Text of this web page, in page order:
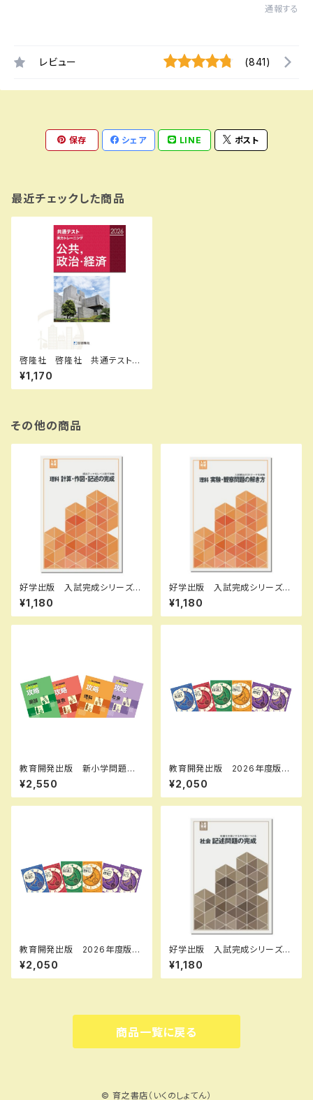
通報する
レビュー (841)
保存 シェア LINE ポスト
最近チェックした商品
啓隆社 啓隆社 共通テスト実
力トレーニング 公共，政治・経
済 （2026） 2026年度版 新
品 問題集本体のみ 別冊解
017624 ISBN-10：B0H15W
1Q9J SKU：004020511
¥1,170
その他の商品
好学出版 入試完成シリーズ
理科 計算・作図・記述の完
成 2026年度版 新品完全セ
ット ISBN：B0D3B87JLQ I
¥1,180
好学出版 入試完成シリーズ
理科 実験・観察問題の解き
方 2026年度版 新品完全セ
ット ISBN：B0D3B6Q131 I
¥1,180
教育開発出版 新小学問題
集 中学入試の攻略 2026年
度版 各科目（選択ください）
問題集本体と別冊解答つき 新
¥2,550
教育開発出版 2026年度版
新中学問題集 国語 中1～3
標準編 各学年（選択くださ
い） 新品完全セット
¥2,050
教育開発出版 2026年度版
新中学問題集 英語 中1～3
標準編 各学年（選択くださ
い） 新品完全セット
¥2,050
好学出版 入試完成シリーズ
社会 記述問題の完成 2026
年度版 新品完全セット ISB
N：B0D3B7Q6LL ISBN-10：
¥1,180
商品一覧に戻る
© 育之書店（いくのしょてん）